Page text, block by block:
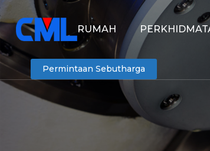
RUMAH
Permintaan Sebutharga